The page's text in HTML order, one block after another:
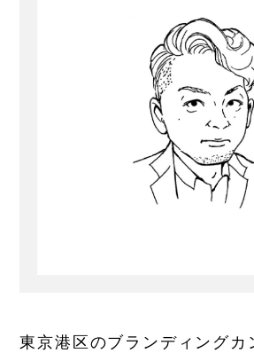
東京港区のブランディングカ